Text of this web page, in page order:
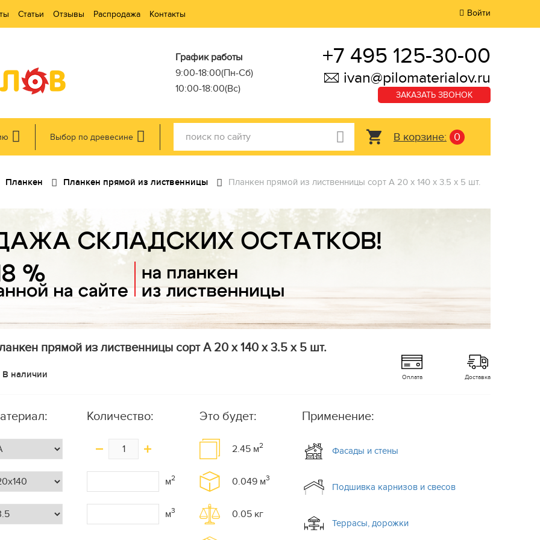
Статьи Отзывы Распродажа Контакты Войти
График работы
9:00-18:00(Пн-Сб)
10:00-18:00(Вс)
+7 495 125-30-00
ivan@pilomaterialov.ru
ЗАКАЗАТЬ ЗВОНОК
Выбор по древесине В корзине: 0
Планкен Планкен прямой из лиственницы Планкен прямой из лиственницы сорт А 20 x 140 x 3.5 x 5 шт.
прямой из лиственницы сорт А 20 x 140 x 3.5 x 5 шт.
В наличии Оплата Доставка
Количество:
м2
м3
Это будет:
2.45 м2
0.049 м3
0.05 кг
Применение:
Фасады и стены
Подшивка карнизов и свесов
Террасы, дорожки